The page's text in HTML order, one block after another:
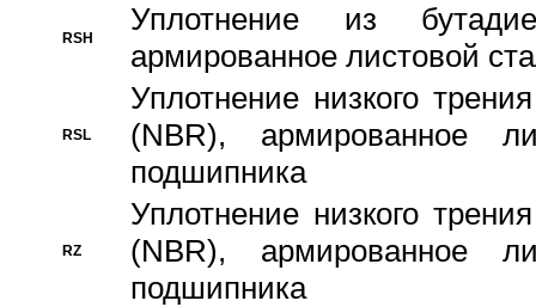
RSH
Уплотнение из
армированное листовой
RSL
Уплотнение низкого
(NBR), армированное
подшипника
RZ
Уплотнение низкого
(NBR), армированное
подшипника